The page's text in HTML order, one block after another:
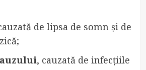
de lipsa de somn și de
, cauzată de infecțiile